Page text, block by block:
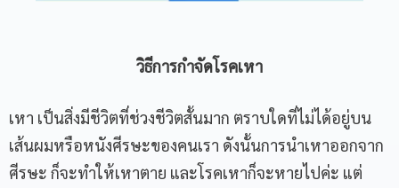
วิธีการกำจัดโรคเหา
เหา เป็นสิ่งมีชีวิตที่ช่วงชีวิตสั้นมาก ตราบใดที่ไม่ได้อยู่บน
เส้นผมหรือหนังศีรษะของคนเรา ดังนั้นการนำเหาออกจาก
ศีรษะ ก็จะทำให้เหาตาย และโรคเหาก็จะหายไปค่ะ แต่